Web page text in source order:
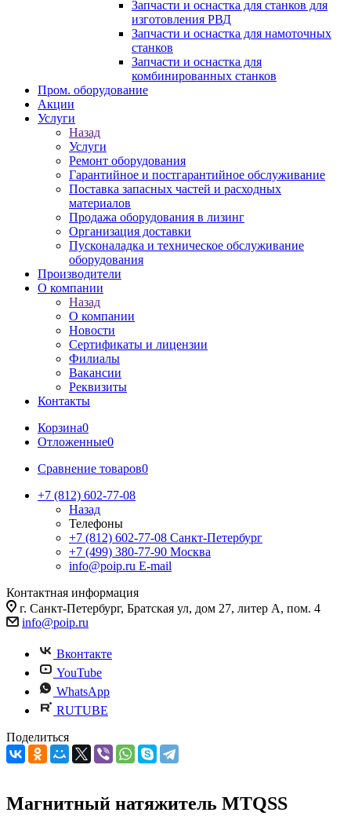
Запчасти и оснастка для станков для
изготовления РВД
Запчасти и оснастка для намоточных
станков
Запчасти и оснастка для
комбинированных станков
Пром. оборудование
Акции
Услуги
Назад
Услуги
Ремонт оборудования
Гарантийное и постгарантийное обслуживание
Поставка запасных частей и расходных
материалов
Продажа оборудования в лизинг
Организация доставки
Пусконаладка и техническое обслуживание
оборудования
Производители
О компании
Назад
О компании
Новости
Сертификаты и лицензии
Филиалы
Вакансии
Реквизиты
Контакты
Корзина0
Отложенные0
Сравнение товаров0
+7 (812) 602-77-08
Назад
Телефоны
+7 (812) 602-77-08 Санкт-Петербург
+7 (499) 380-77-90 Москва
info@poip.ru E-mail
Контактная информация
г. Санкт-Петербург, Братская ул, дом 27, литер А, пом. 4
info@poip.ru
Вконтакте
YouTube
WhatsApp
RUTUBE
Поделиться
Магнитный натяжитель MTQSS